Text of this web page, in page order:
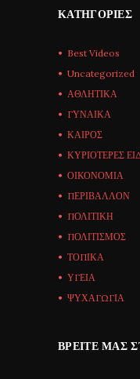
ΚΑΤΗΓΟΡΊΕΣ
Best Videos
Uncategorized
ΑΘΛΗΤΙΚΑ
ΓΥΝΑΙΚΑ
ΚΑΙΡΟΣ
ΚΥΡΙΟΤΕΡΕΣ
ΟΙΚΟΝΟΜΙΑ
ΠΕΡΙΒΑΛΛΟΝ
ΠΟΛΙΤΙΚΗ
ΠΟΛΙΤΙΣΜΟΣ
ΤΟΠΙΚΑ
ΥΓΕΙΑ
ΨΥΧΑΓΩΓΙΑ
ΒΡΕΊΤΕ ΜΑΣ